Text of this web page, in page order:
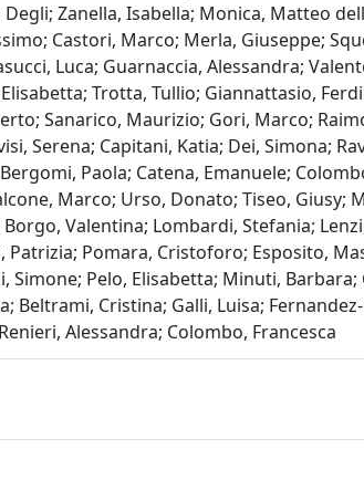
Zanella, Isabella; Monica, Matteo
Castori, Marco; Merla, Giuseppe;
Luca; Guarnaccia, Alessandra;
Trotta, Tullio; Giannattasio,
Sanarico, Maurizio; Gori, Marco;
Serena; Capitani, Katia; Dei, Simona;
Paola; Catena, Emanuele;
Marco; Urso, Donato; Tiseo, Giusy;
Valentina; Lombardi, Stefania;
Pomara, Cristoforo; Esposito,
Pelo, Elisabetta; Minuti,
Cristina; Galli, Luisa;
Alessandra; Colombo, Francesca